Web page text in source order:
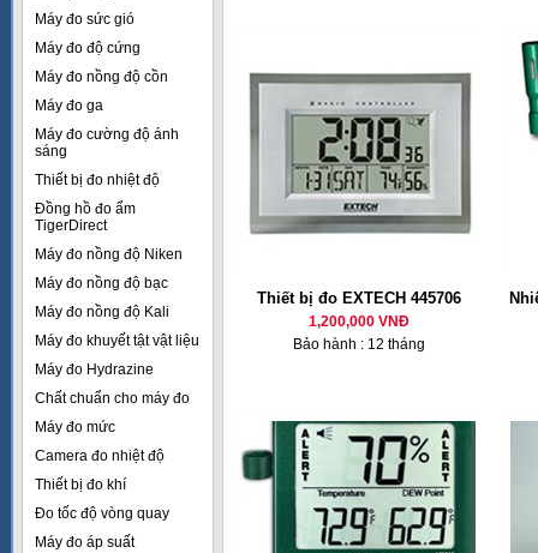
Máy đo sức gió
Máy đo độ cứng
Máy đo nồng độ cồn
Máy đo ga
Máy đo cường độ ánh
sáng
Thiết bị đo nhiệt độ
Đồng hồ đo ẩm
TigerDirect
Máy đo nồng độ Niken
Máy đo nồng độ bạc
Máy đo nồng độ Kali
Máy đo khuyết tật vật liệu
Máy đo Hydrazine
Chất chuẩn cho máy đo
Máy đo mức
Camera đo nhiệt độ
Thiết bị đo khí
Đo tốc độ vòng quay
Máy đo áp suất
Thiết bị đo EXTECH 445706
1,200,000 VNĐ
Bảo hành : 12 tháng